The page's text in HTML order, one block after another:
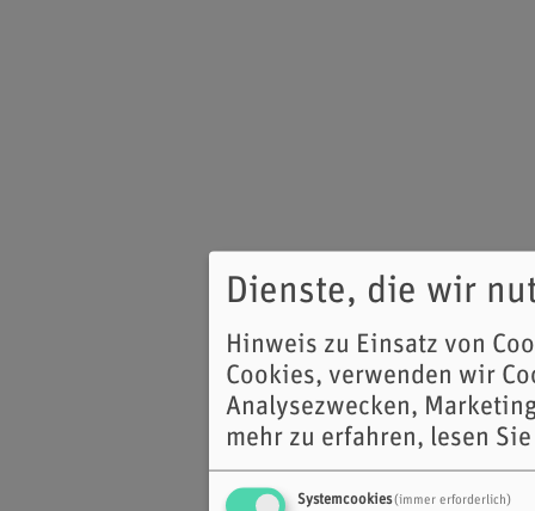
Dienste, die wir
Hinweis zu Einsatz von
Cookies, verwenden wir
Analysezwecken,
mehr zu erfahren, lesen
Systemcookies(immer erforderlich)